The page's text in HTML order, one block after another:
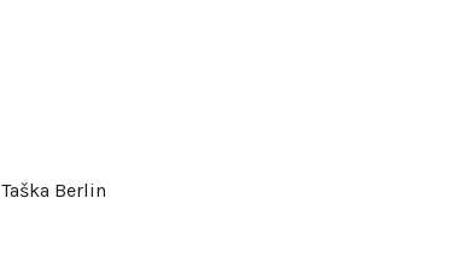
Taška Berlin